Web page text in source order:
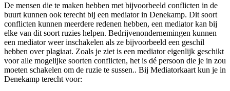
De mensen die te maken hebben met bijvoorbeeld conflicten in de
buurt kunnen ook terecht bij een mediator in Denekamp. Dit soort
conflicten kunnen meerdere redenen hebben, een mediator kan bij
elke van dit soort ruzies helpen. Bedrijvenondernemingen kunnen
een mediator weer inschakelen als ze bijvoorbeeld een geschil
hebben over plagiaat. Zoals je ziet is een mediator eigenlijk geschikt
voor alle mogelijke soorten conflicten, het is dé persoon die je in zou
moeten schakelen om de ruzie te sussen.. Bij Mediatorkaart kun je in
Denekamp terecht voor: